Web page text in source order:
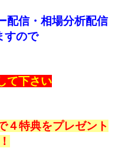
配信・相場分析配信
すので
て下さい
４特典をプレゼント